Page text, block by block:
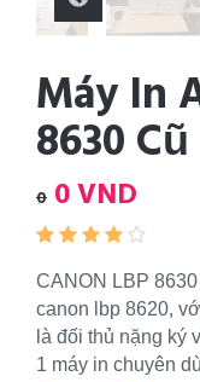
Máy In
8630 Cũ
0 0 VND
CANON LBP
canon lbp 8620,
là đối thủ nặng ký
1 máy in chuyên